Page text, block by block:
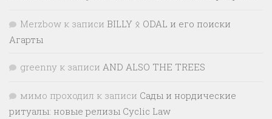
Merzbow к записи BILLY ᛟ ODAL и его поиски
Агарты
greenny к записи AND ALSO THE TREES
мимо проходил к записи Сады и нордические
ритуалы: новые релизы Cyclic Law